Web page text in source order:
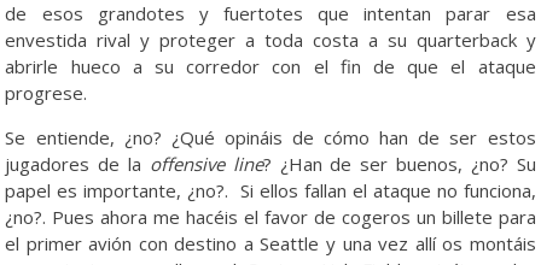
de esos grandotes y fuertotes que intentan parar esa
envestida rival y proteger a toda costa a su quarterback y
abrirle hueco a su corredor con el fin de que el ataque
progrese.
Se entiende, ¿no? ¿Qué opináis de cómo han de ser estos
jugadores de la offensive line? ¿Han de ser buenos, ¿no? Su
papel es importante, ¿no?. Si ellos fallan el ataque no funciona,
¿no?. Pues ahora me hacéis el favor de cogeros un billete para
el primer avión con destino a Seattle y una vez allí os montáis